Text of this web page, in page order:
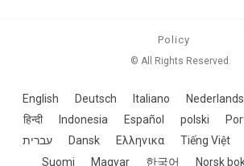
Policy
© All Rights Reserved.
English Deutsch Italiano Nederlands
हिन्दी
Indonesia Español polski
עברית
Dansk Ελληνικα Tiếng Việt
Suomi
Magyar 한국어 Norsk